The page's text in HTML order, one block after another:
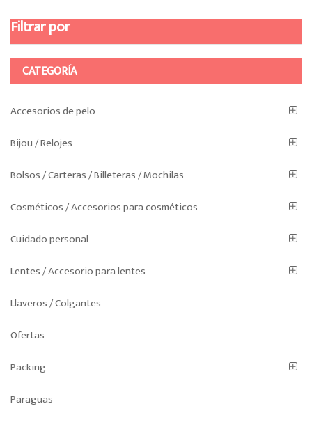
Filtrar por
CATEGORÍA
Accesorios de pelo
Bijou / Relojes
Bolsos / Carteras / Billeteras / Mochilas
Cosméticos / Accesorios para cosméticos
Cuidado personal
Lentes / Accesorio para lentes
Llaveros / Colgantes
Ofertas
Packing
Paraguas